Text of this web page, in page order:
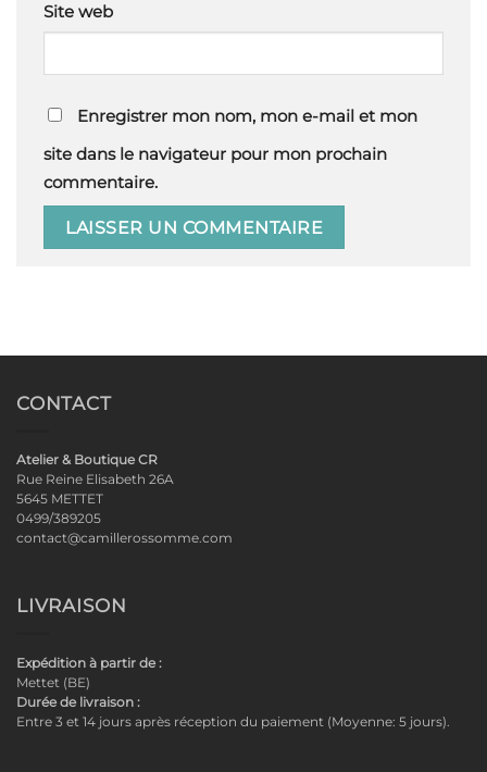
Site web
Enregistrer mon nom, mon e-mail et mon
site dans le navigateur pour mon prochain
commentaire.
CONTACT
Atelier & Boutique CR
Rue Reine Elisabeth 26A
5645 METTET
0499/389205
contact@camillerossomme.com
LIVRAISON
Expédition à partir de :
Mettet (BE)
Durée de livraison :
Entre 3 et 14 jours après réception du paiement (Moyenne: 5 jours).